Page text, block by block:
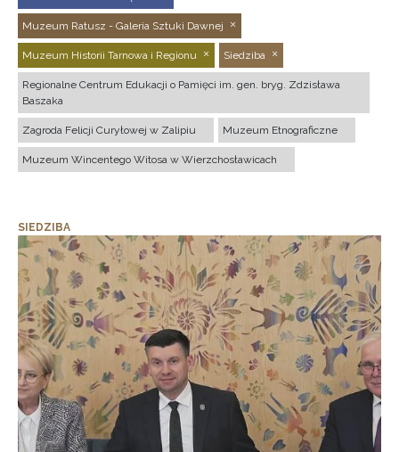
Muzeum Ratusz - Galeria Sztuki Dawnej
Muzeum Historii Tarnowa i Regionu Siedziba
Regionalne Centrum Edukacji o Pamięci im. gen. bryg. Zdzisława
Baszaka
Zagroda Felicji Curyłowej w Zalipiu Muzeum Etnograficzne
Muzeum Wincentego Witosa w Wierzchosławicach
SIEDZIBA